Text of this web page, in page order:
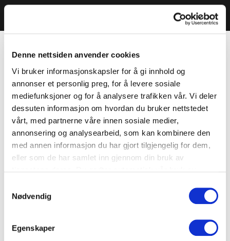
Denne nettsiden anvender cookies
Vi bruker informasjonskapsler for å gi innhold og
annonser et personlig preg, for å levere sosiale
mediefunksjoner og for å analysere trafikken vår. Vi deler
dessuten informasjon om hvordan du bruker nettstedet
vårt, med partnerne våre innen sosiale medier,
annonsering og analysearbeid, som kan kombinere den
med annen informasjon du har gjort tilgjengelig for dem,
eller som de har samlet inn gjennom din bruk av
Nødvendig
Egenskaper